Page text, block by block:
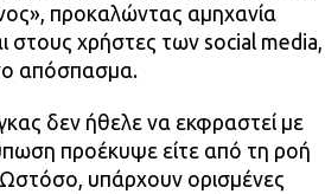
προκαλώντας αμηχανία
χρήστες των social media,
απόσπασμα.
δεν ήθελε να εκφραστεί με
προέκυψε είτε από τη ροή
Ωστόσο, υπάρχουν ορισμένες